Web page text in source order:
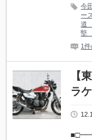
今
ー
道
堅
1件
【
ラ